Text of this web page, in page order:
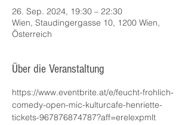
26. Sep. 2024, 19:30 – 22:30
Wien, Staudingergasse 10, 1200 Wien,
Österreich
Über die Veranstaltung
https://www.eventbrite.at/e/feucht-frohlich-
comedy-open-mic-kulturcafe-henriette-
tickets-967876874787?aff=erelexpmlt